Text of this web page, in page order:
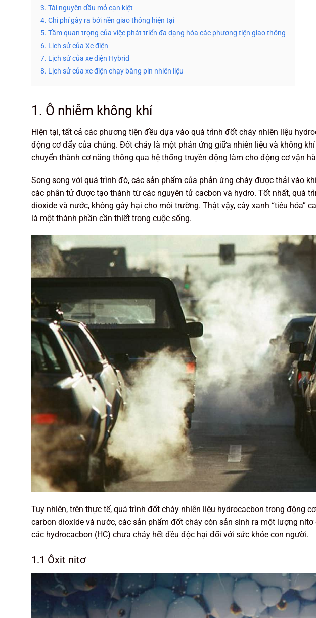
3. Tài nguyên dầu mỏ cạn kiệt
4. Chi phí gây ra bởi nền giao thông hiện tại
5. Tầm quan trọng của việc phát triển đa dạng hóa các phương tiện giao thông
6. Lịch sử của Xe điện
7. Lịch sử của xe điện Hybrid
8. Lịch sử của xe điện chạy bằng pin nhiên liệu
1. Ô nhiễm không khí
Hiện tại, tất cả các phương tiện đều dựa vào quá trình đốt cháy nhiên liệu
động cơ đẩy của chúng. Đốt cháy là một phản ứng giữa nhiên liệu và không
chuyển thành cơ năng thông qua hệ thống truyền động làm cho động cơ vận
Song song với quá trình đó, các sản phẩm của phản ứng cháy được thải vào
các phân tử được tạo thành từ các nguyên tử cacbon và hydro. Tốt nhất, quá
dioxide và nước, không gây hại cho môi trường. Thật vậy, cây xanh “tiêu hóa”
là một thành phần cần thiết trong cuộc sống.
Tuy nhiên, trên thực tế, quá trình đốt cháy nhiên liệu hydrocacbon trong động
carbon dioxide và nước, các sản phẩm đốt cháy còn sản sinh ra một lượng
các hydrocacbon (HC) chưa cháy hết đều độc hại đối với sức khỏe con người.
1.1 Ôxit nitơ